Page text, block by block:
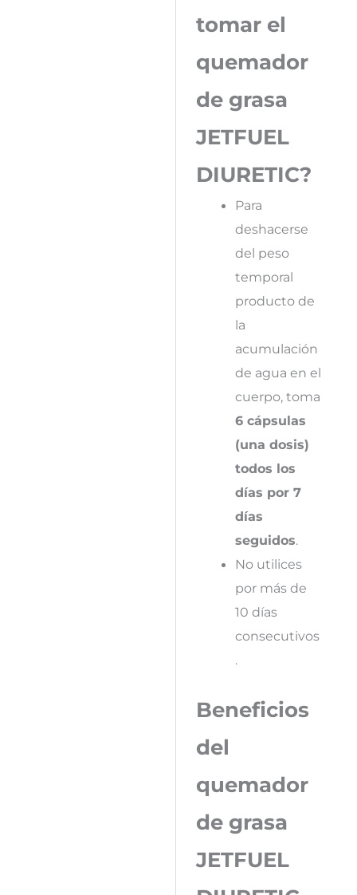
tomar el
quemador
de grasa
JETFUEL
DIURETIC?
Para
deshacerse
del peso
temporal
producto de
la
acumulación
de agua en el
cuerpo, toma
6 cápsulas
(una dosis)
todos los
días por 7
días
seguidos.
No utilices
por más de
10 días
consecutivos
.
Beneficios
del
quemador
de grasa
JETFUEL